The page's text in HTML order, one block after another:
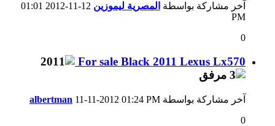
آخر مشاركة بواسطة المصرية ليموزين
01:01
PM
0
For sale Black 2011 Lexus Lx570
آخر مشاركة بواسطة albertman 11-11-2012 01:24 PM
0